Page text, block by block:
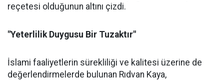
reçetesi olduğunun altını çizdi.
"Yeterlilik Duygusu Bir Tuzaktır"
İslami faaliyetlerin sürekliliği ve kalitesi üzerine de
değerlendirmelerde bulunan Rıdvan Kaya,